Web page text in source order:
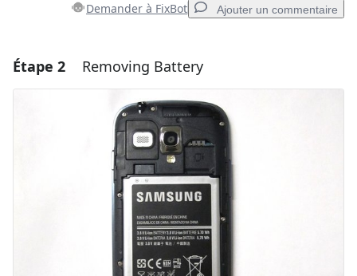
Demander à FixBot Ajouter un commentaire
Ajouter un commentaire
Ajouter un commentaire
Annuler Publier un commentaire
Étape 2 Removing Battery